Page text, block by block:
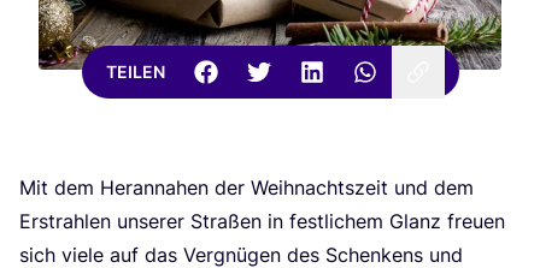
TEILEN
Mit dem Her­an­na­hen der Weih­nachts­zeit und dem
Erstrah­len unse­rer Stra­ßen in fest­li­chem Glanz freu­en
sich vie­le auf das Ver­gnü­gen des Schen­kens und